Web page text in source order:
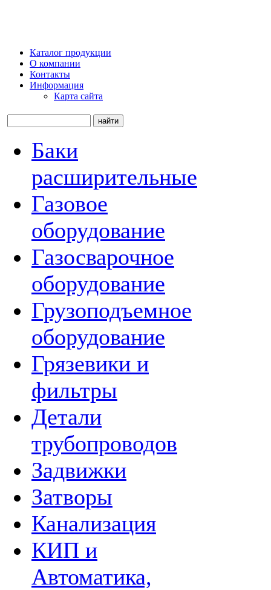
Каталог продукции
О компании
Контакты
Информация
Карта сайта
Баки
расширительные
Газовое
оборудование
Газосварочное
оборудование
Грузоподъемное
оборудование
Грязевики и
фильтры
Детали
трубопроводов
Задвижки
Затворы
Канализация
КИП и
Автоматика,